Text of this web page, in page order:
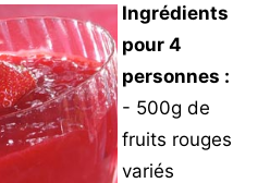
Ingrédients
pour 4
personnes :
- 500g de
fruits rouges
variés